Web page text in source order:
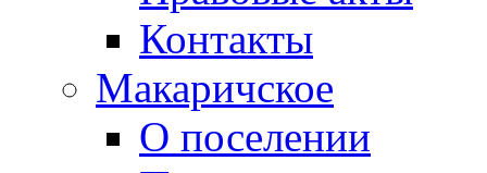
Контакты
Макаричское
О поселении